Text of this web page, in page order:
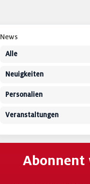
News
Alle
Neuigkeiten
Personalien
Veranstaltungen
Abonnent